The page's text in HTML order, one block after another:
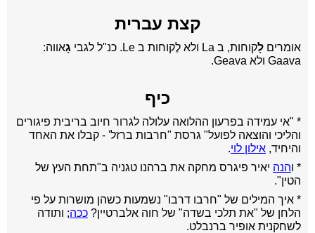
קצת עברית
אומרים לָקוחות, ב La ולא לֶקוחות ב Le. כנ"ל לגבי גָאווה:
Gaava ולא Geava.
כיף
* "אי עמידה בפרעון ההלואה עלולה לגרור חיוב בריבית פיגורים
והליכי והוצאה לפועל" גרסת "חרבות ברזל' - קבלו את האחד
והיחיד, אילון לוי.
* והנה יאיר פיגרס מחקה את ברהנו טגניה ב"תחת העץ של
הטין".
* איך המילים של "חרבו דרבו" נשמעות כשהן מושרות על פי
הלחן של "את תלכי בשדה" של חוה אלברטיין? ככה; ותודה
לשחקנית אופיר ברנבלט.